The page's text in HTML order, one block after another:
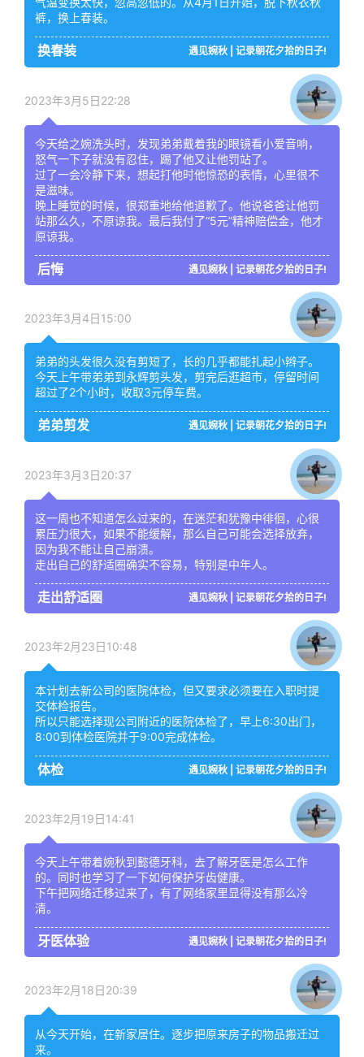
裤，换上春装。
换春装 遇见婉秋 | 记录朝花夕拾的日子!
2023年3月5日22:28
今天给之婉洗头时，发现弟弟戴着我的眼镜看小爱音响，
怒气一下子就没有忍住，踢了他又让他罚站了。
过了一会冷静下来，想起打他时他惊恐的表情，心里很不
是滋味。
晚上睡觉的时候，很郑重地给他道歉了。他说爸爸让他罚
站那么久，不原谅我。最后我付了“5元”精神赔偿金，他才
原谅我。
后悔 遇见婉秋 | 记录朝花夕拾的日子!
2023年3月4日15:00
弟弟的头发很久没有剪短了，长的几乎都能扎起小辫子。
今天上午带弟弟到永辉剪头发，剪完后逛超市，停留时间
超过了2个小时，收取3元停车费。
弟弟剪发 遇见婉秋 | 记录朝花夕拾的日子!
2023年3月3日20:37
这一周也不知道怎么过来的，在迷茫和犹豫中徘徊，心很
累压力很大，如果不能缓解，那么自己可能会选择放弃，
因为我不能让自己崩溃。
走出自己的舒适圈确实不容易，特别是中年人。
走出舒适圈 遇见婉秋 | 记录朝花夕拾的日子!
2023年2月23日10:48
本计划去新公司的医院体检，但又要求必须要在入职时提
交体检报告。
所以只能选择现公司附近的医院体检了，早上6:30出门，
8:00到体检医院并于9:00完成体检。
体检 遇见婉秋 | 记录朝花夕拾的日子!
2023年2月19日14:41
今天上午带着婉秋到懿德牙科，去了解牙医是怎么工作
的。同时也学习了一下如何保护牙齿健康。
下午把网络迁移过来了，有了网络家里显得没有那么冷
清。
牙医体验 遇见婉秋 | 记录朝花夕拾的日子!
2023年2月18日20:39
从今天开始，在新家居住。逐步把原来房子的物品搬迁过
来。